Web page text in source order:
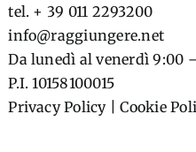
tel. + 39 011 2293200
info@raggiungere.net
Da lunedì al venerdì 9:00
P.I. 10158100015
Privacy Policy|Cookie